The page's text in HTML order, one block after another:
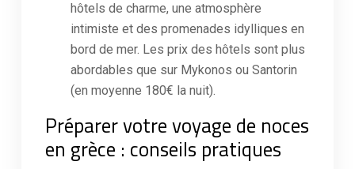
hôtels de charme, une atmosphère
intimiste et des promenades idylliques en
bord de mer. Les prix des hôtels sont plus
abordables que sur Mykonos ou Santorin
(en moyenne 180€ la nuit).
Préparer votre voyage de noces
en grèce : conseils pratiques